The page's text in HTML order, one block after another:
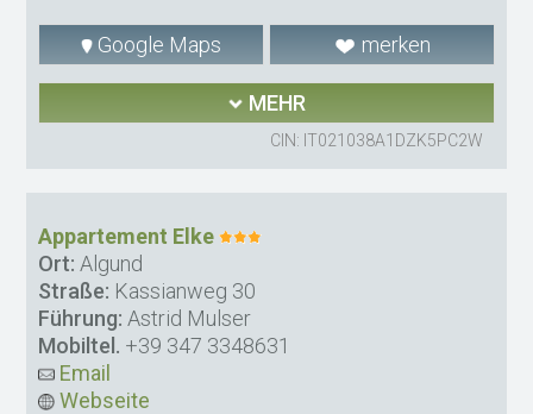
Google Maps merken
MEHR
CIN: IT021038A1DZK5PC2W
Appartement Elke
Ort: Algund
Straße: Kassianweg 30
Führung: Astrid Mulser
Mobiltel. +39 347 3348631
Email
Webseite